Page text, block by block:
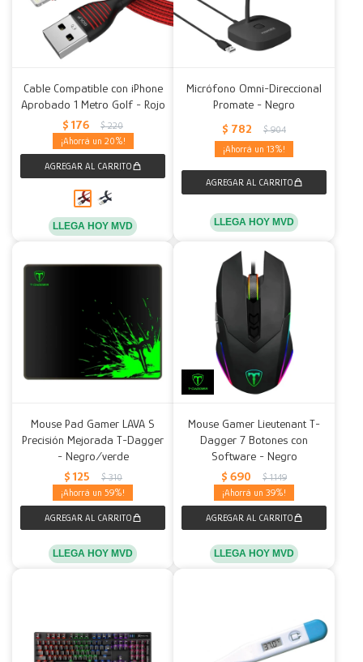
Cable Compatible con iPhone
Aprobado 1 Metro Golf - Rojo
$ 176 $ 220
20
LLEGA HOY MVD
Micrófono Omni-Direccional
Promate - Negro
$ 782 $ 904
13
LLEGA HOY MVD
Mouse Pad Gamer LAVA S
Precisión Mejorada T-Dagger
- Negro/verde
$ 125 $ 310
59
LLEGA HOY MVD
Mouse Gamer Lieutenant T-
Dagger 7 Botones con
Software - Negro
$ 690 $ 1.149
39
LLEGA HOY MVD